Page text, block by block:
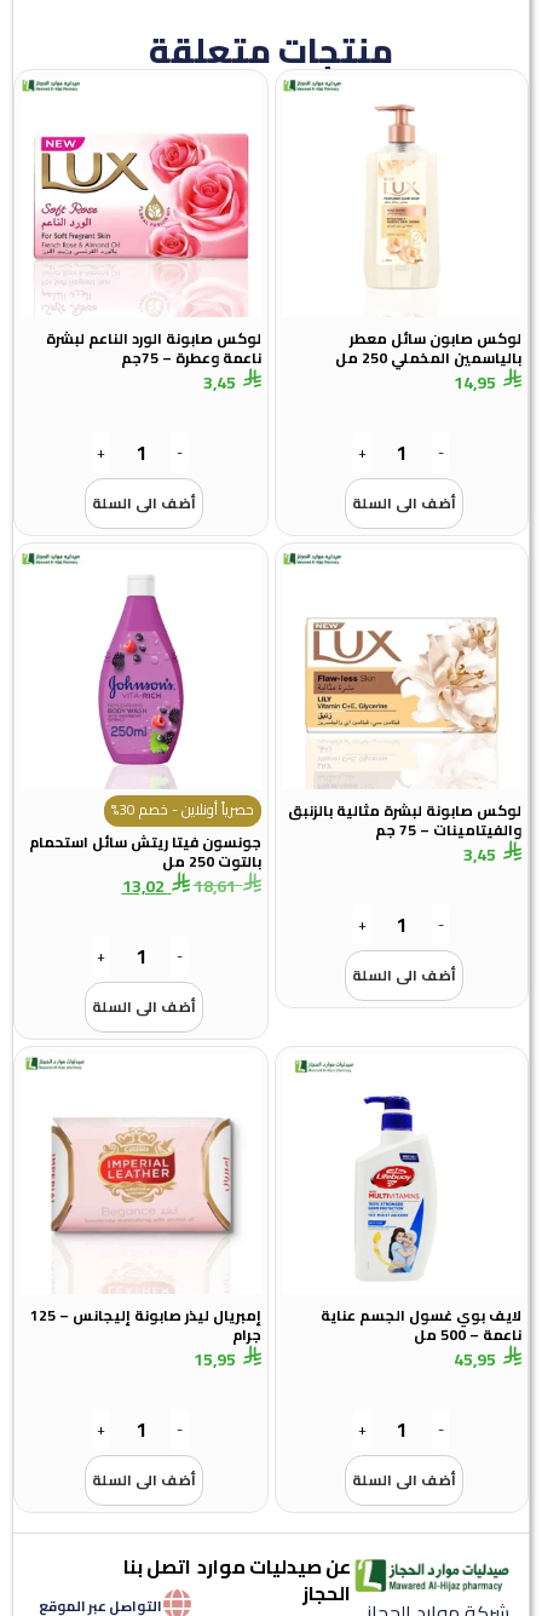
منتجات متعلقة
لوكس صابون سائل معطر
بالياسمين المخملي 250 مل
14,95
-
+
أضف الى السلة
لوكس صابونة الورد الناعم لبشرة
ناعمة وعطرة – 75جم
3,45
-
+
أضف الى السلة
لوكس صابونة لبشرة مثالية بالزنبق
والفيتامينات – 75 جم
3,45
-
+
أضف الى السلة
حصرياً أونلاين - خصم 30%
جونسون فيتا ريتش سائل استحمام
بالتوت 250 مل
18,61
13,02
-
+
أضف الى السلة
لايف بوي غسول الجسم عناية
ناعمة – 500 مل
45,95
-
+
أضف الى السلة
إمبريال ليذر صابونة إليجانس – 125
جرام
15,95
-
+
أضف الى السلة
عن صيدليات موارد
الحجاز
اتصل بنا
التواصل عبر الموقع